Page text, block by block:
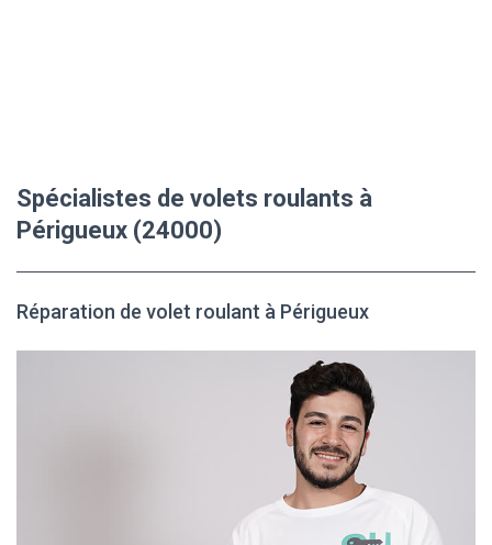
Spécialistes de volets roulants à
Périgueux (24000)
Réparation de volet roulant à Périgueux